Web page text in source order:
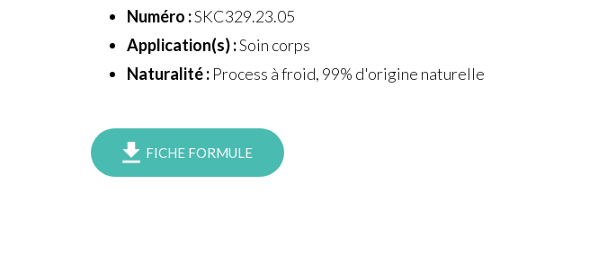
Numéro :SKC329.23.05
Application(s) :Soin corps
Naturalité :Process à froid, 99% d'origine naturelle
FICHE FORMULE